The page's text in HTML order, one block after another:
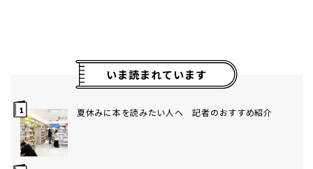
いま読まれています
夏休みに本を読みたい人へ 記者のおすすめ紹介